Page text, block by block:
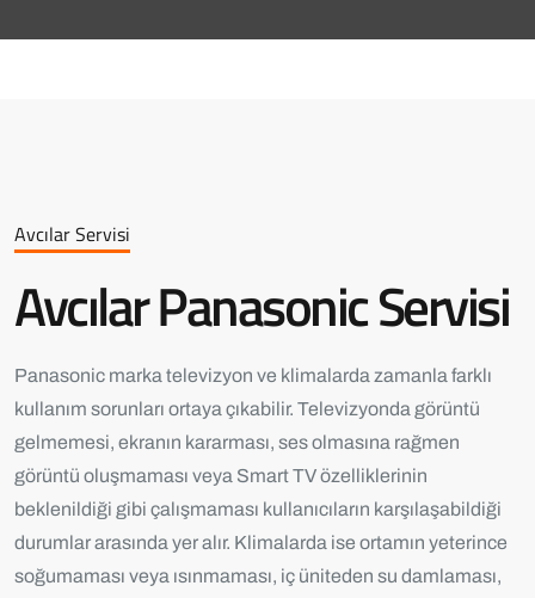
Avcılar Servisi
Avcılar Panasonic Servisi
Panasonic marka televizyon ve klimalarda zamanla farklı
kullanım sorunları ortaya çıkabilir. Televizyonda görüntü
gelmemesi, ekranın kararması, ses olmasına rağmen
görüntü oluşmaması veya Smart TV özelliklerinin
beklenildiği gibi çalışmaması kullanıcıların karşılaşabildiği
durumlar arasında yer alır. Klimalarda ise ortamın yeterince
soğumaması veya ısınmaması, iç üniteden su damlaması,